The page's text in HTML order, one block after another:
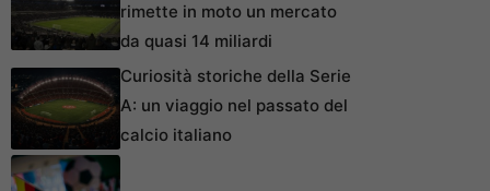
rimette in moto un mercato
da quasi 14 miliardi
Curiosità storiche della Serie
A: un viaggio nel passato del
calcio italiano